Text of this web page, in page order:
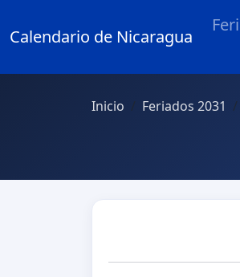
Calendario de Nicaragua
Inicio Feriados 2031